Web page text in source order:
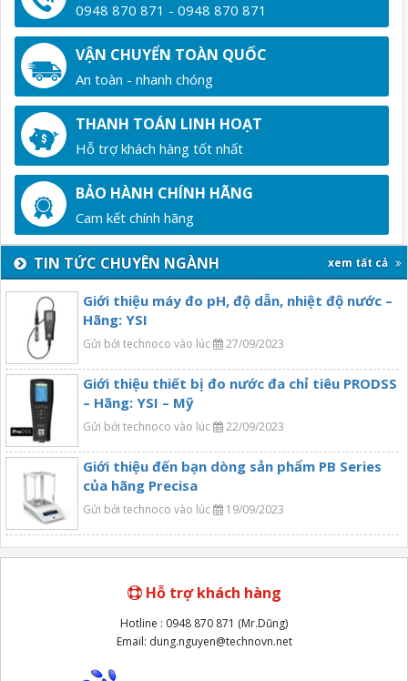
0948 870 871 - 0948 870 871
VẬN CHUYỂN TOÀN QUỐC
An toàn - nhanh chóng
THANH TOÁN LINH HOẠT
Hỗ trợ khách hàng tốt nhất
BẢO HÀNH CHÍNH HÃNG
Cam kết chính hãng
TIN TỨC CHUYÊN NGÀNH xem tất cả
Giới thiệu máy đo pH, độ dẫn, nhiệt độ nước –
Hãng: YSI
Gửi bởi technoco vào lúc 27/09/2023
Giới thiệu thiết bị đo nước đa chỉ tiêu PRODSS
– Hãng: YSI – Mỹ
Gửi bởi technoco vào lúc 22/09/2023
Giới thiệu đến bạn dòng sản phẩm PB Series
của hãng Precisa
Gửi bởi technoco vào lúc 19/09/2023
Hỗ trợ khách hàng
Hotline : 0948 870 871 (Mr.Dũng)
Email: dung.nguyen@technovn.net